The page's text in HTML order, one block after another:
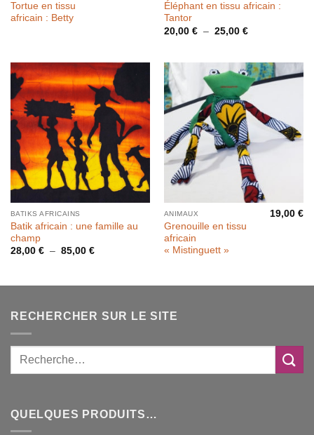
Tortue en tissu
africain : Betty
Éléphant en tissu africain :
Tantor
20,00 € – 25,00 €Plage
à
25,00 €
BATIKS AFRICAINS
Batik africain : une famille au
champ
28,00 € – 85,00 €Plage
à
ANIMAUX
Grenouille en tissu
africain
« Mistinguett »
19,00€
RECHERCHER SUR LE SITE
QUELQUES PRODUITS…